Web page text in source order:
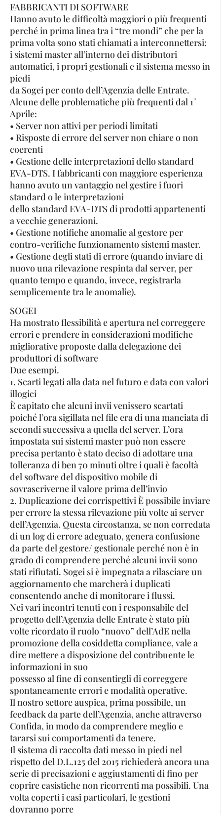
FABBRICANTI DI SOFTWARE
Hanno avuto le difficoltà maggiori o più frequenti
perché in prima linea tra i “tre mondi” che per la
prima volta sono stati chiamati a interconnettersi:
i sistemi master all’interno dei distributori
automatici, i propri gestionali e il sistema messo in
piedi
da Sogei per conto dell’Agenzia delle Entrate.
Alcune delle problematiche più frequenti dal 1°
Aprile:
• Server non attivi per periodi limitati
• Risposte di errore del server non chiare o non
coerenti
• Gestione delle interpretazioni dello standard
EVA-DTS. I fabbricanti con maggiore esperienza
hanno avuto un vantaggio nel gestire i fuori
standard o le interpretazioni
dello standard EVA-DTS di prodotti appartenenti
a vecchie generazioni.
• Gestione notifiche anomalie al gestore per
contro-verifiche funzionamento sistemi master.
• Gestione degli stati di errore (quando inviare di
nuovo una rilevazione respinta dal server, per
quanto tempo e quando, invece, registrarla
semplicemente tra le anomalie).
SOGEI
Ha mostrato flessibilità e apertura nel correggere
errori e prendere in considerazioni modifiche
migliorative proposte dalla delegazione dei
produttori di software
Due esempi.
1. Scarti legati alla data nel futuro e data con valori
illogici
È capitato che alcuni invii venissero scartati
poiché l’ora sigillata nel file era di una manciata di
secondi successiva a quella del server. L’ora
impostata sui sistemi master può non essere
precisa pertanto è stato deciso di adottare una
tolleranza di ben 70 minuti oltre i quali è facoltà
del software del dispositivo mobile di
sovrascriverne il valore prima dell’invio
2. Duplicazione dei corrispettivi È possibile inviare
per errore la stessa rilevazione più volte ai server
dell’Agenzia. Questa circostanza, se non corredata
di un log di errore adeguato, genera confusione
da parte del gestore/ gestionale perché non è in
grado di comprendere perché alcuni invii sono
stati rifiutati. Sogei si è impegnata a rilasciare un
aggiornamento che marcherà i duplicati
consentendo anche di monitorare i flussi.
Nei vari incontri tenuti con i responsabile del
progetto dell’Agenzia delle Entrate è stato più
volte ricordato il ruolo “nuovo” dell’AdE nella
promozione della cosiddetta compliance, vale a
dire mettere a disposizione del contribuente le
informazioni in suo
possesso al fine di consentirgli di correggere
spontaneamente errori e modalità operative.
Il nostro settore auspica, prima possibile, un
feedback da parte dell’Agenzia, anche attraverso
Confida, in modo da comprendere meglio e
tararsi sui comportamenti da tenere.
Il sistema di raccolta dati messo in piedi nel
rispetto del D.L.125 del 2015 richiederà ancora una
serie di precisazioni e aggiustamenti di fino per
coprire casistiche non ricorrenti ma possibili. Una
volta coperti i casi particolari, le gestioni
dovranno porre